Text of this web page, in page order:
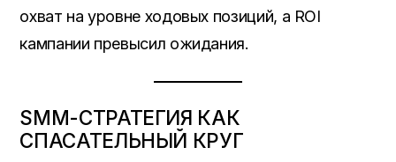
охват на уровне ходовых позиций, а ROI
кампании превысил ожидания.
SMM-СТРАТЕГИЯ КАК
СПАСАТЕЛЬНЫЙ КРУГ